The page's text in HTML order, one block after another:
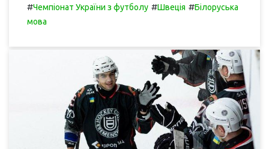
#Чемпіонат України з футболу #Швеція #Білоруська
мова